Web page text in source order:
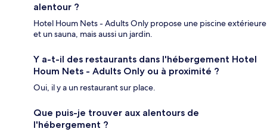
alentour ?
Hotel Houm Nets - Adults Only propose une piscine extérieure
et un sauna, mais aussi un jardin.
Y a-t-il des restaurants dans l'hébergement Hotel
Houm Nets - Adults Only ou à proximité ?
Oui, il y a un restaurant sur place.
Que puis-je trouver aux alentours de
l'hébergement ?